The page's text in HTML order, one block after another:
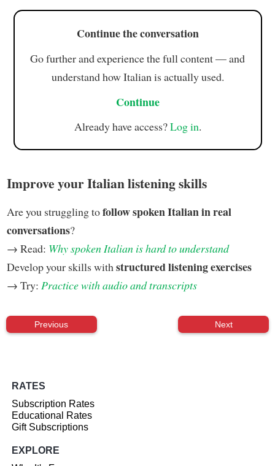
Continue the conversation
Go further and experience the full content — and
understand how Italian is actually used.
Continue
Already have access?Log in.
Improve your Italian listening skills
Are you struggling tofollow spoken Italian in real
conversations?
→ Read: Why spoken Italian is hard to understand
Develop your skills with structured listening exercises
→ Try: Practice with audio and transcripts
Previous Next
RATES
Subscription Rates
Educational Rates
Gift Subscriptions
EXPLORE